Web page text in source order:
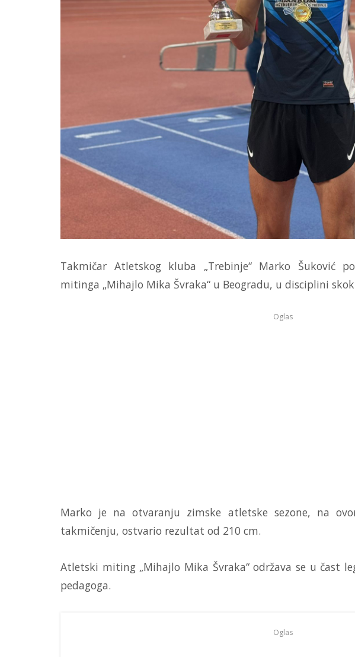
Takmičar Atletskog kluba „Trebinje“ Marko Šuković
mitinga „Mihajlo Mika Švraka“ u Beogradu, u disciplini
Oglas
Marko je na otvaranju zimske atletske sezone, na
takmičenju, ostvario rezultat od 210 cm.
Atletski miting „Mihajlo Mika Švraka“ održava se u čast
pedagoga.
Oglas